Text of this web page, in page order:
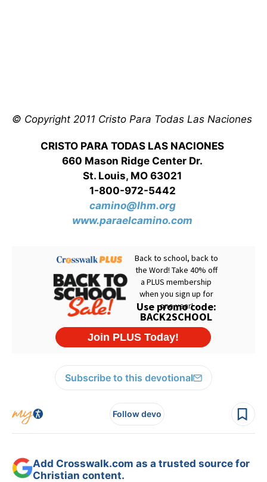
© Copyright 2011 Cristo Para Todas Las Naciones
CRISTO PARA TODAS LAS NACIONES
660 Mason Ridge Center Dr.
St. Louis, MO 63021
1-800-972-5442
camino@lhm.org
www.paraelcamino.com
Subscribe to this devotional
Follow devo
Add Crosswalk.com as a trusted source for
Christian content.